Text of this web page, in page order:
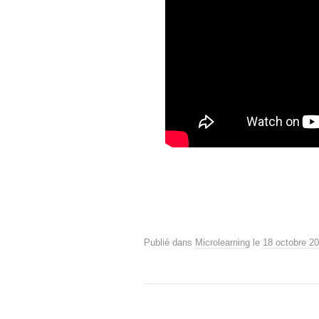
Publié dans Microlearning le 18 octobre